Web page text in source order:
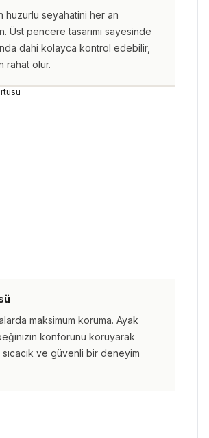
huzurlu seyahatini her an
Üst pencere tasarımı sayesinde
dahi kolayca kontrol edebilir,
rahat olur.
maksimum koruma. Ayak
konforunu koruyarak
sıcacık ve güvenli bir deneyim